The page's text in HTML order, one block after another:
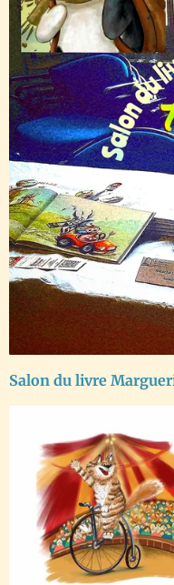
Salon du livre